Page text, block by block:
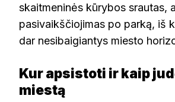
skaitmeninės kūrybos srautas,
pasivaikščiojimas po parką, iš
dar nesibaigiantys miesto
Kur apsistoti ir kaip
miestą